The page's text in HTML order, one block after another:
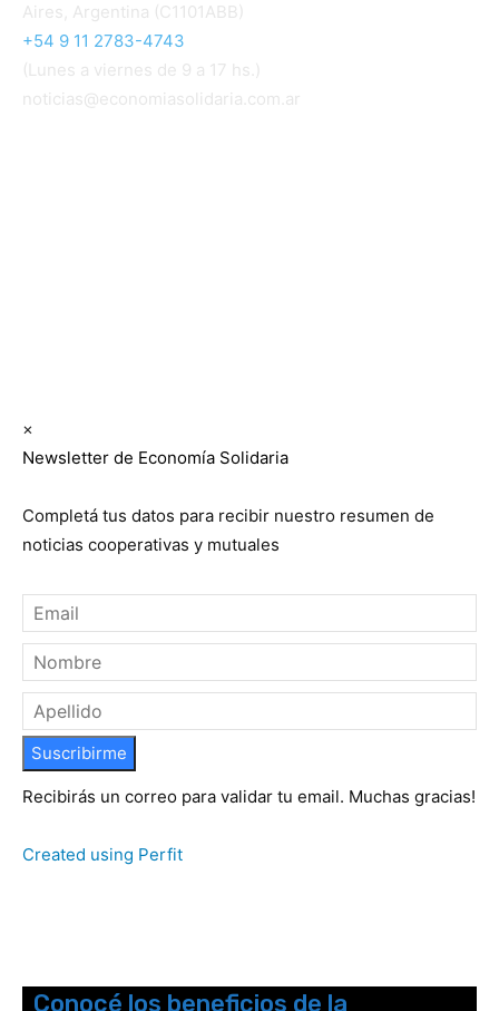
Aires, Argentina (C1101ABB)
+54 9 11 2783-4743
(Lunes a viernes de 9 a 17 hs.)
noticias@economiasolidaria.com.ar
×
Newsletter de Economía Solidaria
Completá tus datos para recibir nuestro resumen de
noticias cooperativas y mutuales
Suscribirme
Recibirás un correo para validar tu email. Muchas gracias!
Created using Perfit
Conocé los beneficios de la